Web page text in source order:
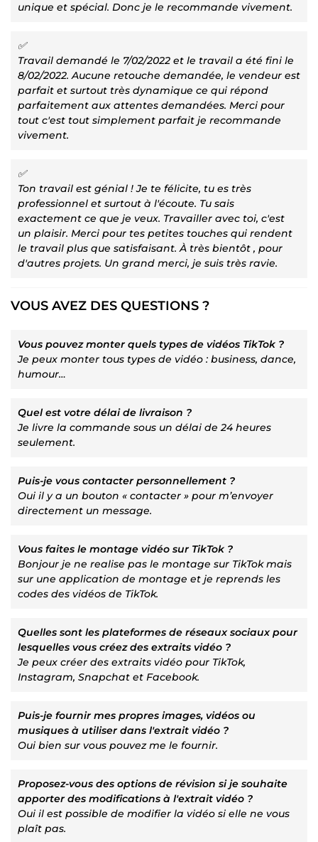
unique et spécial. Donc je le recommande vivement.
✅
Travail demandé le 7/02/2022 et le travail a été fini le
8/02/2022. Aucune retouche demandée, le vendeur est
parfait et surtout très dynamique ce qui répond
parfaitement aux attentes demandées. Merci pour
tout c'est tout simplement parfait je recommande
vivement.
✅
Ton travail est génial ! Je te félicite, tu es très
professionnel et surtout à l'écoute. Tu sais
exactement ce que je veux. Travailler avec toi, c'est
un plaisir. Merci pour tes petites touches qui rendent
le travail plus que satisfaisant. À très bientôt , pour
d'autres projets. Un grand merci, je suis très ravie.
VOUS AVEZ DES QUESTIONS ?
Vous pouvez monter quels types de vidéos TikTok ?
Je peux monter tous types de vidéo : business, dance,
humour…
Quel est votre délai de livraison ?
Je livre la commande sous un délai de 24 heures
seulement.
Puis-je vous contacter personnellement ?
Oui il y a un bouton « contacter » pour m’envoyer
directement un message.
Vous faites le montage vidéo sur TikTok ?
Bonjour je ne realise pas le montage sur TikTok mais
sur une application de montage et je reprends les
codes des vidéos de TikTok.
Quelles sont les plateformes de réseaux sociaux pour
lesquelles vous créez des extraits vidéo ?
Je peux créer des extraits vidéo pour TikTok,
Instagram, Snapchat et Facebook.
Puis-je fournir mes propres images, vidéos ou
musiques à utiliser dans l'extrait vidéo ?
Oui bien sur vous pouvez me le fournir.
Proposez-vous des options de révision si je souhaite
apporter des modifications à l'extrait vidéo ?
Oui il est possible de modifier la vidéo si elle ne vous
plaît pas.